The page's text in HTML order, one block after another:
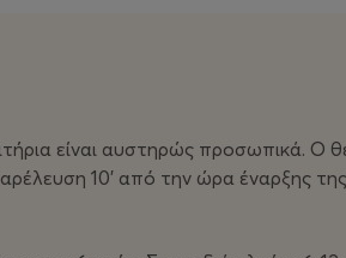
είναι αυστηρώς προσωπικά. Ο
10’ από την ώρα έναρξης